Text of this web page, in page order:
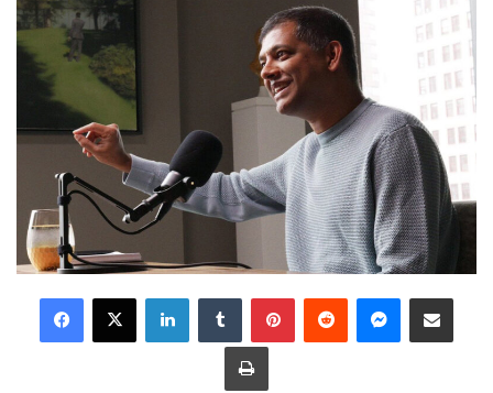
LinkedInTumblr PinterestReddit Messenger
Share via Email
Print